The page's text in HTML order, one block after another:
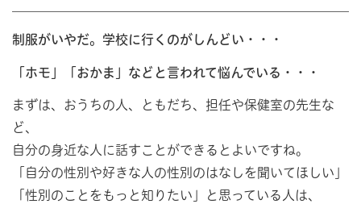
制服がいやだ。学校に行くのがしんどい・・・
「ホモ」「おかま」などと言われて悩んでいる・・・
まずは、おうちの人、ともだち、担任や保健室の先生な
ど、
自分の身近な人に話すことができるとよいですね。
「自分の性別や好きな人の性別のはなしを聞いてほしい」
「性別のことをもっと知りたい」と思っている人は、